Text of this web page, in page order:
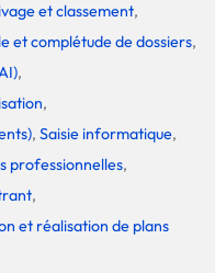
et classement,
et complétude de dossiers,
,
,
, Saisie informatique,
professionnelles,
,
et réalisation de plans